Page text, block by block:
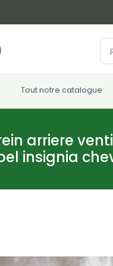
Tout notre catalogue
arriere
insignia